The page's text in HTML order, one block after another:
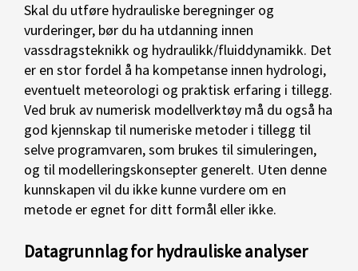
Skal du utføre hydrauliske beregninger og
vurderinger, bør du ha utdanning innen
vassdragsteknikk og hydraulikk/fluiddynamikk. Det
er en stor fordel å ha kompetanse innen hydrologi,
eventuelt meteorologi og praktisk erfaring i tillegg.
Ved bruk av numerisk modellverktøy må du også ha
god kjennskap til numeriske metoder i tillegg til
selve programvaren, som brukes til simuleringen,
og til modelleringskonsepter generelt. Uten denne
kunnskapen vil du ikke kunne vurdere om en
metode er egnet for ditt formål eller ikke.
Datagrunnlag for hydrauliske analyser